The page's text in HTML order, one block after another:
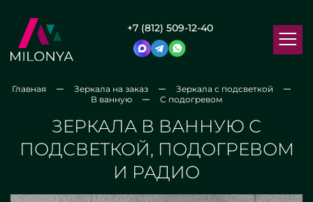
+7 (812) 509-12-40
Главная Зеркала на заказ
Зеркала с подсветкой
В ванную
С подогревом
ЗЕРКАЛА В ВАННУЮ С
ПОДСВЕТКОЙ, ПОДОГРЕВОМ
И РАДИО